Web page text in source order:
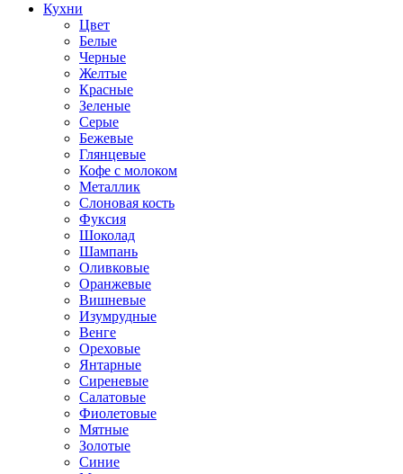
Кухни
Цвет
Белые
Черные
Желтые
Красные
Зеленые
Серые
Бежевые
Глянцевые
Кофе с молоком
Металлик
Слоновая кость
Фуксия
Шоколад
Шампань
Оливковые
Оранжевые
Вишневые
Изумрудные
Венге
Ореховые
Янтарные
Сиреневые
Салатовые
Фиолетовые
Мятные
Золотые
Синие